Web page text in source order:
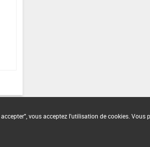
vous acceptez l'utilisation de cookies. Vous